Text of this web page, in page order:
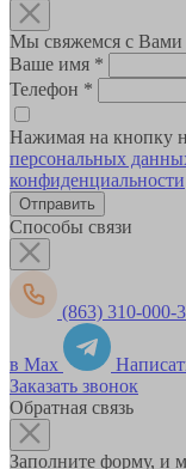
Мы свяжемся с Вами
Ваше имя *
Телефон *
Нажимая на кнопку
персональных
конфиденциальности
Способы связи
(863) 310-000-3
в Max
Заказать звонок
Обратная связь
Заполните форму, и